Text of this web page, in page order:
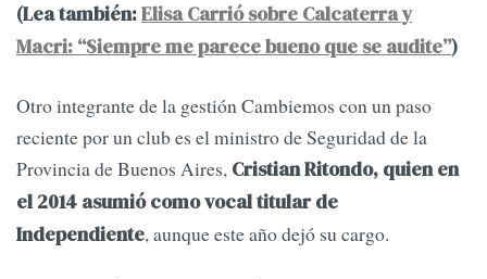
(Lea también:Elisa Carrió sobre Calcaterra y
Macri: “Siempre me parece bueno que se audite”)
Otro integrante de la gestión Cambiemos con un paso
reciente por un club es el ministro de Seguridad de la
Provincia de Buenos Aires, Cristian Ritondo, quien en
el 2014 asumió como vocal titular de
Independiente, aunque este año dejó su cargo.